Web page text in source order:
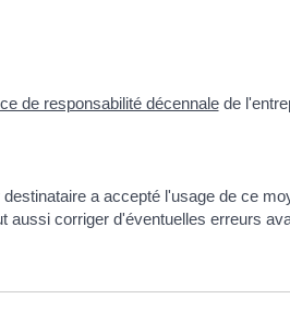
de responsabilité décennalede
a accepté l'usage de ce
aussi corriger d'éventuelles erreurs